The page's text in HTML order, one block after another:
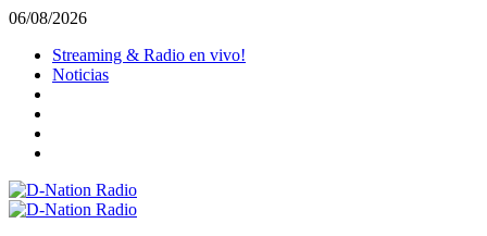
Saltar
contenido
06/08/2026
Streaming & Radio en vivo!
Noticias
Menú